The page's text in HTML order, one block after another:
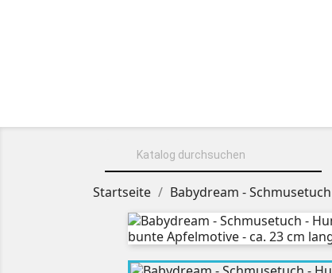
Startseite Babydream -